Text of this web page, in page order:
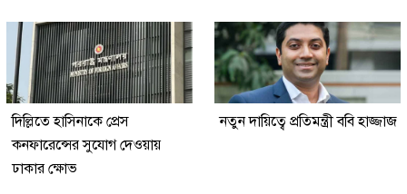
দিল্লিতে হাসিনাকে প্রেস
কনফারেন্সের সুযোগ দেওয়ায়
ঢাকার ক্ষোভ
নতুন দায়িত্বে প্রতিমন্ত্রী ববি হাজ্জাজ